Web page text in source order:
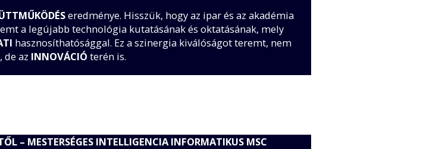
eredménye. Hisszük, hogy az ipar és az akadémia
a legújabb technológia kutatásának és oktatásának, mely
hasznosíthatósággal. Ez a szinergia kiválóságot teremt, nem
, de az INNOVÁCIÓ terén is.
– MESTERSÉGES INTELLIGENCIA INFORMATIKUS MSC